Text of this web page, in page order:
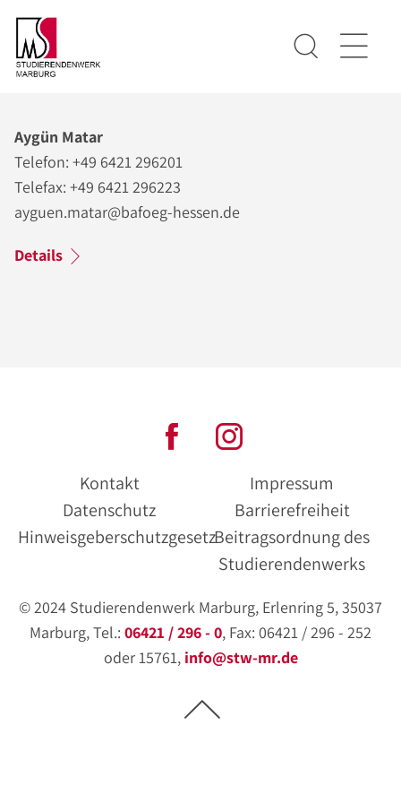
Aygün Matar
Telefon: +49 6421 296201
Telefax: +49 6421 296223
ayguen.matar@bafoeg-hessen.de
Details
Kontakt
Impressum
Datenschutz
Barrierefreiheit
HinweisgeberschutzgesetzBeitragsordnung des
Studierendenwerks
© 2024 Studierendenwerk Marburg, Erlenring 5, 35037
Marburg, Tel.: 06421 / 296 - 0, Fax: 06421 / 296 - 252
oder 15761, info@stw-mr.de